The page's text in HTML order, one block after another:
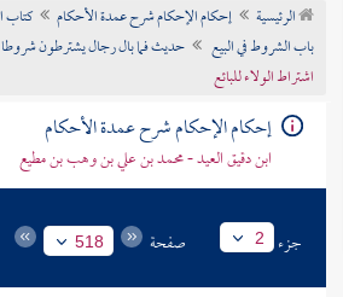
تراجم الأعلام
الرئيسية إحكام الإحكام شرح عمدة الأحكام
كتاب
باب الشروط في البيع
حديث فما بال رجال يشترطون
اشتراط الولاء للبائع
إحكام الإحكام شرح عمدة الأحكام
ابن دقيق العيد - محمد بن علي بن وهب بن مطيع
جزء 2 صفحة 518